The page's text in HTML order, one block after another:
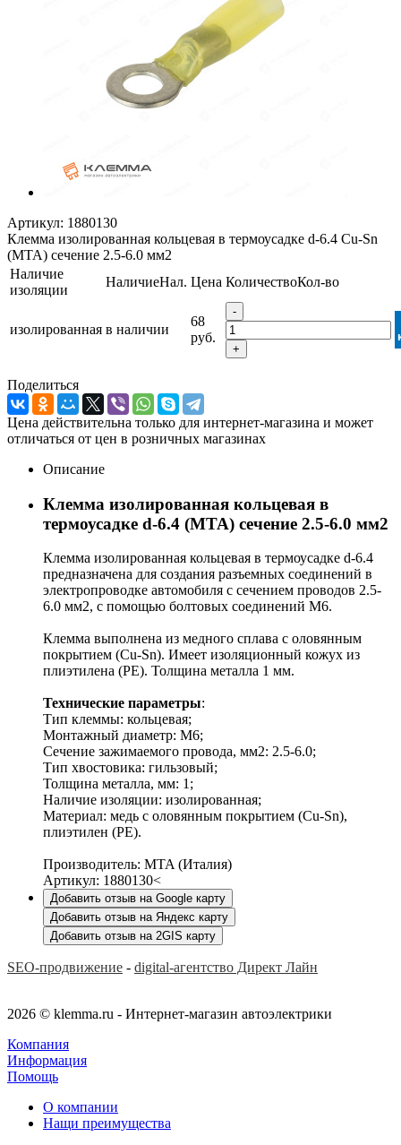
Артикул: 1880130
Клемма изолированная кольцевая в термоусадке d-6.4 Cu-Sn
(MTA) сечение 2.5-6.0 мм2
Наличие
изоляции
НаличиеНал. Цена КоличествоКол-во
изолированная в наличии
68
руб.
-
+
Поделиться
Цена действительна только для интернет-магазина и может
отличаться от цен в розничных магазинах
Описание
Клемма изолированная кольцевая в
термоусадке d-6.4 (MTA) сечение 2.5-6.0 мм2
Клемма изолированная кольцевая в термоусадке d-6.4
предназначена для создания разъемных соединений в
электропроводке автомобиля с сечением проводов 2.5-
6.0 мм2, с помощью болтовых соединений М6.
Клемма выполнена из медного сплава с оловянным
покрытием (Cu-Sn). Имеет изоляционный кожух из
плиэтилена (PE). Толщина металла 1 мм.
Технические параметры:
Тип клеммы: кольцевая;
Монтажный диаметр: М6;
Сечение зажимаемого провода, мм2: 2.5-6.0;
Тип хвостовика: гильзовый;
Толщина металла, мм: 1;
Наличие изоляции: изолированная;
Материал: медь с оловянным покрытием (Cu-Sn),
плиэтилен (PE).
Производитель: MTA (Италия)
Артикул: 1880130<
Добавить отзыв на Google карту
Добавить отзыв на Яндекс карту
Добавить отзыв на 2GIS карту
SEO-продвижение - digital-агентство Директ Лайн
2026 © klemma.ru - Интернет-магазин автоэлектрики
Компания
Информация
Помощь
О компании
Нащи преимущества